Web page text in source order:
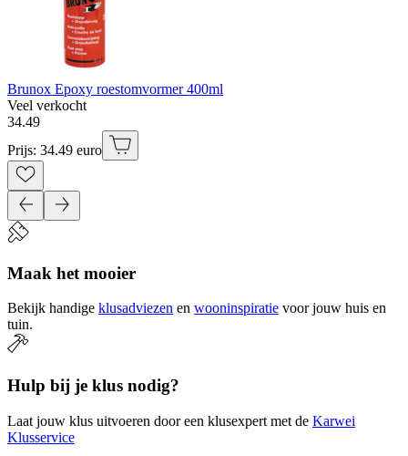
Brunox Epoxy roestomvormer 400ml
Veel verkocht
34.49
Prijs: 34.49 euro
Maak het mooier
Bekijk handige klusadviezen en wooninspiratie voor jouw huis en
tuin.
Hulp bij je klus nodig?
Laat jouw klus uitvoeren door een klusexpert met de Karwei
Klusservice